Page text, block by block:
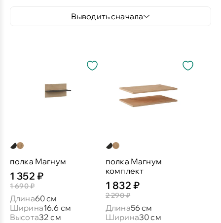
Выводить сначала
полка Магнум
1 352 ₽
1 690 ₽
Длина60 см
Ширина16.6 см
Высота32 см
полка Магнум
комплект
1 832 ₽
2 290 ₽
Длина56 см
Ширина30 см